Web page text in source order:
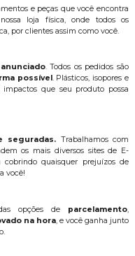
e peças que você encontra
loja física, onde todos os
por clientes assim como você.
. Todos os pedidos são
possível. Plásticos, isopores e
impactos que seu produto possa
seguradas. Trabalhamos com
os mais diversos sites de E-
cobrindo quaisquer prejuízos de
você!
opções de parcelamento,
na hora, e você ganha junto